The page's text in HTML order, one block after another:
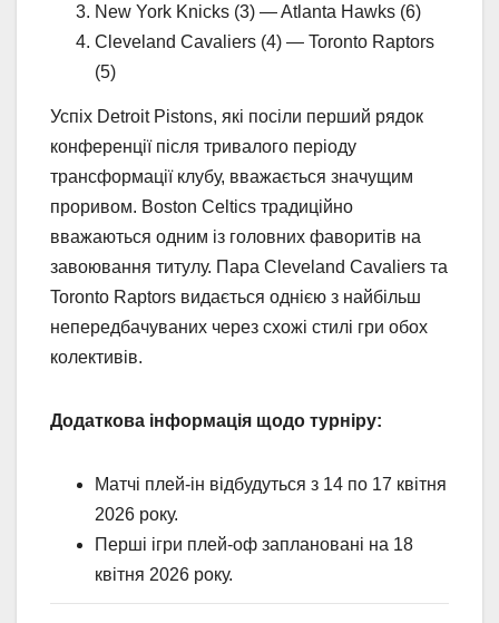
New York Knicks (3) — Atlanta Hawks (6)
Cleveland Cavaliers (4) — Toronto Raptors
(5)
Успіх Detroit Pistons, які посіли перший рядок
конференції після тривалого періоду
трансформації клубу, вважається значущим
проривом. Boston Celtics традиційно
вважаються одним із головних фаворитів на
завоювання титулу. Пара Cleveland Cavaliers та
Toronto Raptors видається однією з найбільш
непередбачуваних через схожі стилі гри обох
колективів.
Додаткова інформація щодо турніру:
Матчі плей-ін відбудуться з 14 по 17 квітня
2026 року.
Перші ігри плей-оф заплановані на 18
квітня 2026 року.